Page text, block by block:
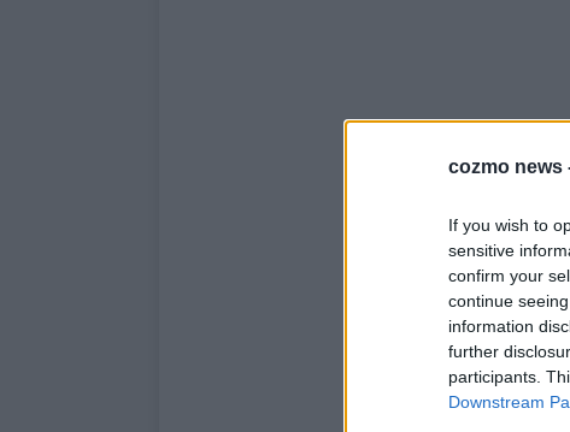
cozmo news
If you wish to
sensitive
confirm your
continue
information
further
participants.
Downstream